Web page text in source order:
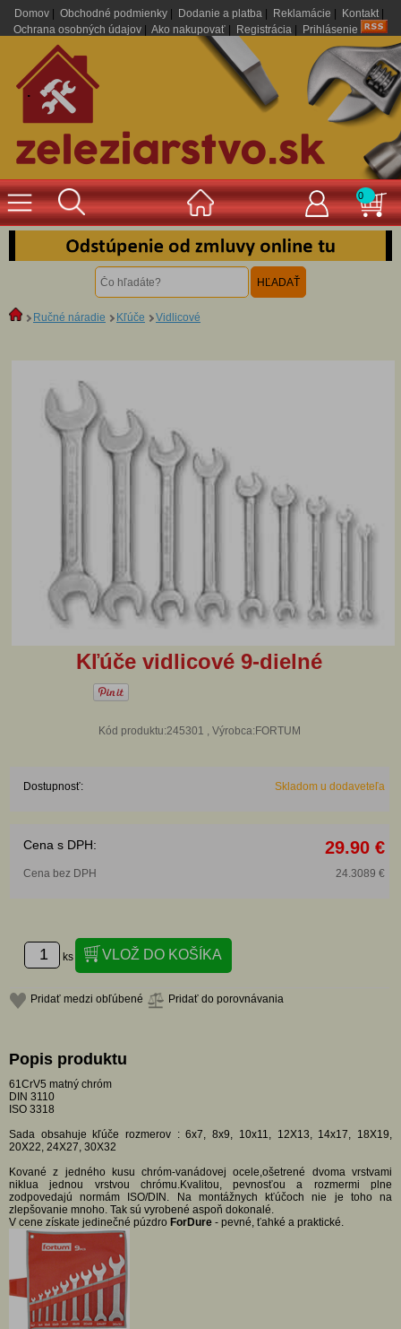
Domov Obchodné podmienky Dodanie a platba Reklamácie Kontakt|
Ochrana osobných údajov
Ako nakupovať Registrácia Prihlásenie
.
0
Ručné náradie Kľúče Vidlicové
Kľúče vidlicové 9-dielné
Kód produktu:245301 , Výrobca:FORTUM
Dostupnosť: Skladom u dodaveteľa
Cena s DPH: 29.90 €
Cena bez DPH 24.3089 €
ks
Pridať medzi obľúbené Pridať do porovnávania
Popis produktu
61CrV5 matný chróm
DIN 3110
ISO 3318
Sada obsahuje kľúče rozmerov : 6x7, 8x9, 10x11, 12X13, 14x17, 18X19,
20X22, 24X27, 30X32
Kované z jedného kusu chróm-vanádovej ocele,ošetrené dvoma vrstvami
niklua jednou vrstvou chrómu.Kvalitou, pevnosťou a rozmermi plne
zodpovedajú normám ISO/DIN. Na montážnych kťúčoch nie je toho na
zlepšovanie mnoho. Tak sú vyrobené aspoň dokonalé.
V cene získate jedinečné púzdro ForDure - pevné, ťahké a praktické.